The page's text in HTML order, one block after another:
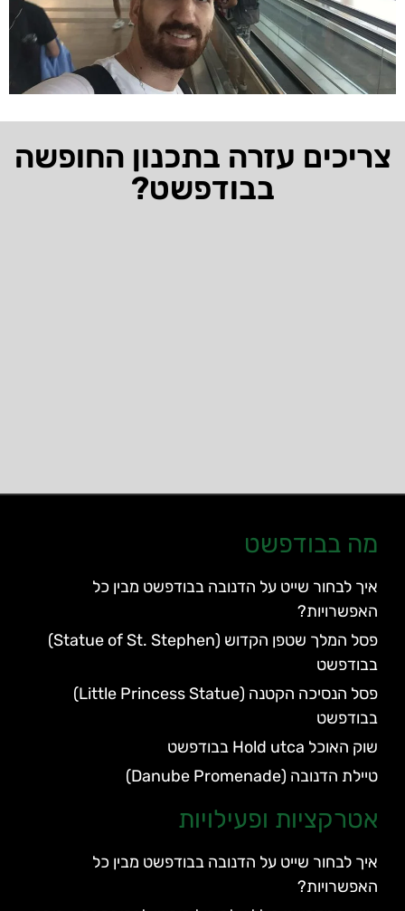
צריכים עזרה בתכנון החופשה
בבודפשט?
מה בבודפשט
איך לבחור שייט על הדנובה בבודפשט מבין כל
האפשרויות?
פסל המלך שטפן הקדוש (Statue of St. Stephen)
בבודפשט
פסל הנסיכה הקטנה (Little Princess Statue)
בבודפשט
שוק האוכל Hold utca בבודפשט
טיילת הדנובה (Danube Promenade)
אטרקציות ופעילויות
איך לבחור שייט על הדנובה בבודפשט מבין כל
האפשרויות?